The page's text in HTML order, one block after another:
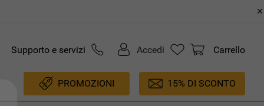
Supporto e servizi Accedi Carrello
PROMOZIONI 15% DI SCONTO